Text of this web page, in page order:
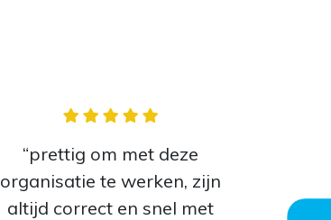
“prettig om met deze
organisatie te werken, zijn
altijd correct en snel met